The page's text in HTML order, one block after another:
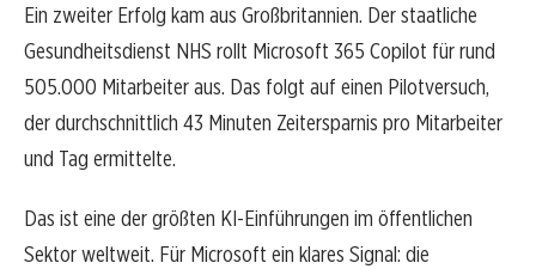
Ein zweiter Erfolg kam aus Großbritannien. Der staatliche
Gesundheitsdienst NHS rollt Microsoft 365 Copilot für rund
505.000 Mitarbeiter aus. Das folgt auf einen Pilotversuch,
der durchschnittlich 43 Minuten Zeitersparnis pro Mitarbeiter
und Tag ermittelte.
Das ist eine der größten KI-Einführungen im öffentlichen
Sektor weltweit. Für Microsoft ein klares Signal: die